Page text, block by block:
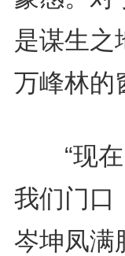
是谋生之
万峰林的
“现在
我们门口
岑坤凤满